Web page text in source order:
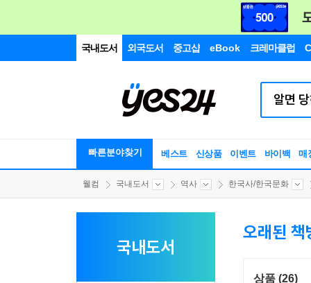
국내도서 외국도서 중고샵 eBook 크레마클럽
빠른분야찾기 베스트 신상품 이벤트 바이백 매
웰컴 국내도서 역사 한국사/한국문화
국내도서
오래된 책
상품 (26)